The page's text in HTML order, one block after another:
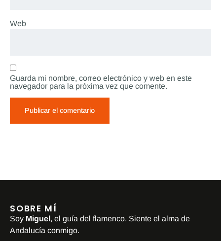
Web
Guarda mi nombre, correo electrónico y web en este
navegador para la próxima vez que comente.
SOBRE MÍ
Soy Miguel, el guía del flamenco. Siente el alma de
Andalucía conmigo.